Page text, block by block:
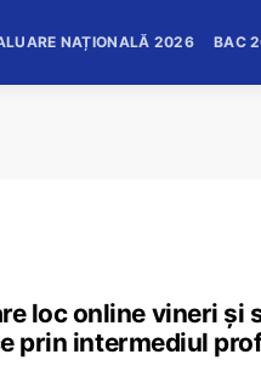
NAȚIONALĂ 2026 BAC
loc online vineri şi
prin intermediul